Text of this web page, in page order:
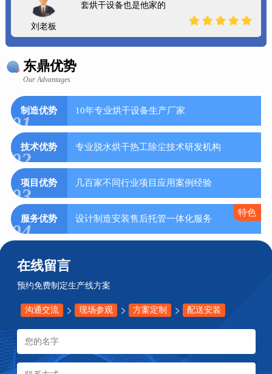
刘老板
套烘干设备也是他家的
东鼎优势
Our Advantages
制造优势
01
10年专业烘干设备生产厂家
技术优势
02
专业脱水烘干热工除尘技术研发机构
项目优势
03
几百家不同行业项目应用案例经验
服务优势
04
设计制造安装售后托管一体化服务
特色
在线留言
预约免费制定生产线方案
沟通交流 现场参观 方案定制 配送安装